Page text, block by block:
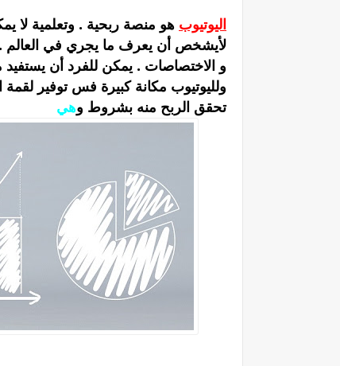
اليوتيوب هو منصة ربحية . وتعلمية لا
لأيشخص أن يعرف ما يجري في العالم .
و الاختصاصات . يمكن للفرد أن يستفيد
ولليوتيوب مكانة كبيرة فس توفير
تحقق الربح منه بشروط وهي